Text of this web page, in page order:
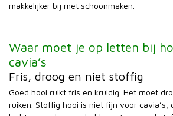
makkelijker bij met schoonmaken.
Waar moet je op letten bij
cavia’s
Fris, droog en niet stoffig
Goed hooi ruikt fris en kruidig. Het moet
ruiken. Stoffig hooi is niet fijn voor cavia’s,